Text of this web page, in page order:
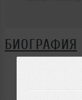
БИОГРАФИЯ